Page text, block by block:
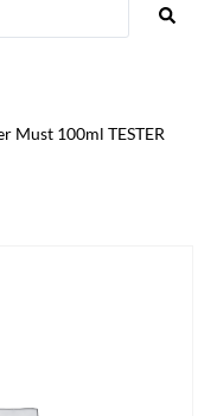
Must 100ml TESTER